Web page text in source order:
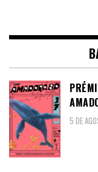
5 DE